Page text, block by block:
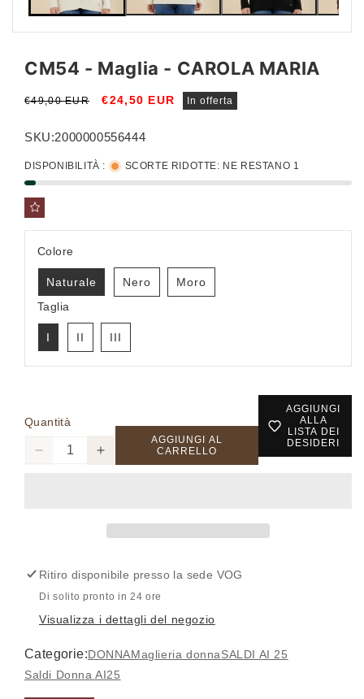
CM54 - Maglia - CAROLA MARIA
Prezzo
listino
€49,00 EUR
Prezzo
€24,50 EUR In offerta
SKU:2000000556444
DISPONIBILITÀ : SCORTE RIDOTTE: NE RESTANO 1
Colore
Naturale Nero
Moro
Taglia
I II III
Quantità
Diminuisci
CAROLA
MARIA
Aumenta
Maglia
CAROLA
MARIA
AGGIUNGI AL
CARRELLO
AGGIUNGI
ALLA
LISTA DEI
DESIDERI
Ritiro disponibile presso la sede VOG
Di solito pronto in 24 ore
Visualizza i dettagli del negozio
Categorie:DONNAMaglieria donnaSALDI AI 25
Saldi Donna AI25
Accedi al tuo account per aggiungere prodotti alla
tua lista dei desideri e visualizzare gli articoli